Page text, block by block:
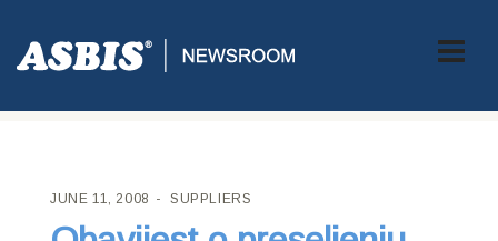
ASBIS CROATIA> SUPPLIERS> OBAVIJEST O PRESELJENJU
ASBIS UREDA NA NOVU LOKACIJU
JUNE 11, 2008 SUPPLIERS